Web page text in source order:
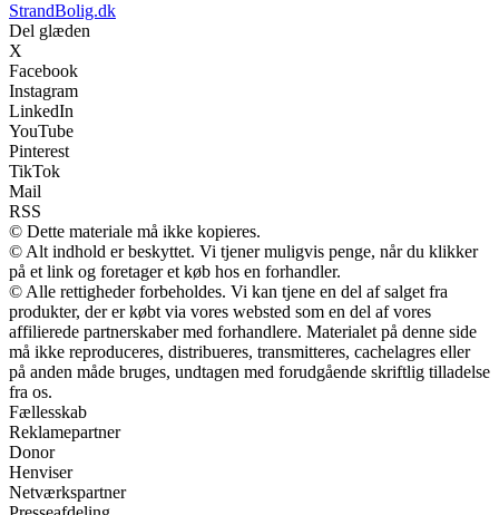
StrandBolig.dk
Del glæden
X
Facebook
Instagram
LinkedIn
YouTube
Pinterest
TikTok
Mail
RSS
© Dette materiale må ikke kopieres.
© Alt indhold er beskyttet. Vi tjener muligvis penge, når du klikker
på et link og foretager et køb hos en forhandler.
© Alle rettigheder forbeholdes. Vi kan tjene en del af salget fra
produkter, der er købt via vores websted som en del af vores
affilierede partnerskaber med forhandlere. Materialet på denne side
må ikke reproduceres, distribueres, transmitteres, cachelagres eller
på anden måde bruges, undtagen med forudgående skriftlig tilladelse
fra os.
Fællesskab
Reklamepartner
Donor
Henviser
Netværkspartner